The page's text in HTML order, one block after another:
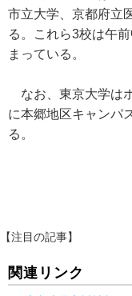
市立大学、京都府立
る。これら3校は午
まっている。
なお、東京大学は
に本郷地区キャンパ
る。
【注目の記事】
関連リンク